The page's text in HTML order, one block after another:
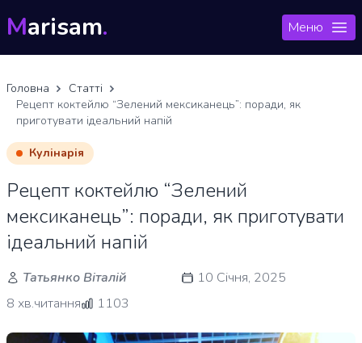
Marisam. Меню
Головна
Статті
Рецепт коктейлю “Зелений мексиканець”: поради, як
приготувати ідеальний напій
Кулінарія
Рецепт коктейлю “Зелений
мексиканець”: поради, як приготувати
ідеальний напій
Татьянко Віталій
10 Січня, 2025
8 хв.читання
1103